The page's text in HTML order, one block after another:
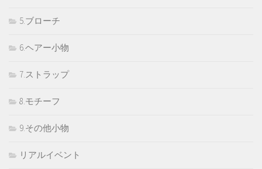
5.ブローチ
6.ヘアー小物
7.ストラップ
8.モチーフ
9.その他小物
リアルイベント